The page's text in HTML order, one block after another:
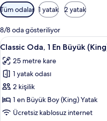
Odalar
için
mevcut
filtreler
Tüm odalar 1 yatak 2 yatak
8/8 oda gösteriliyor
Classic
Oda,
1
En
Büyük
(King)
Boy
6
Classic Oda, 1 En Büyük
25 metre kare
1 yatak odası
2 kişilik
1 en Büyük Boy (King) Yatak
Ücretsiz kablosuz internet